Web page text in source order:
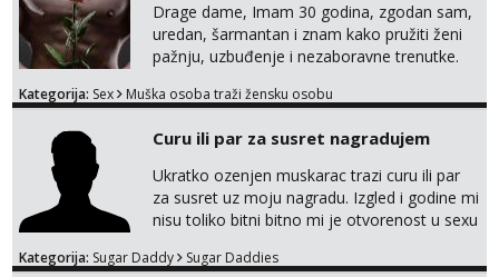
Drage dame, Imam 30 godina, zgodan sam,
uredan, šarmantan i znam kako pružiti ženi
pažnju, uzbuđenje i nezaboravne trenutke.
snažnoj privlačnosti, strasti i noći ispunjenoj
Ako ti nedostaje dodir, poljupci, kemija i
muškarac koji će se potpuno posvetiti tvom
zadovoljstvu, možda smo upravo ono što
oboje t...
Kategorija: Sex Muška osoba traži žensku osobu
Curu ili par za susret nagradujem
Ukratko ozenjen muskarac trazi curu ili par
za susret uz moju nagradu. Izgled i godine mi
nisu toliko bitni bitno mi je otvorenost u sexu
jave na mail . Molim ako je moguce prvi mail
Kategorija: Sugar Daddy Sugar Daddies